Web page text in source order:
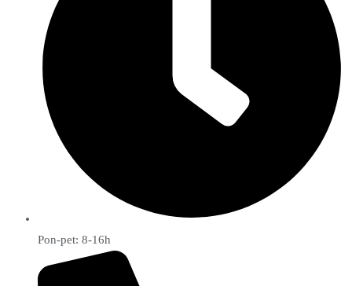
Pon-pet: 8-16h